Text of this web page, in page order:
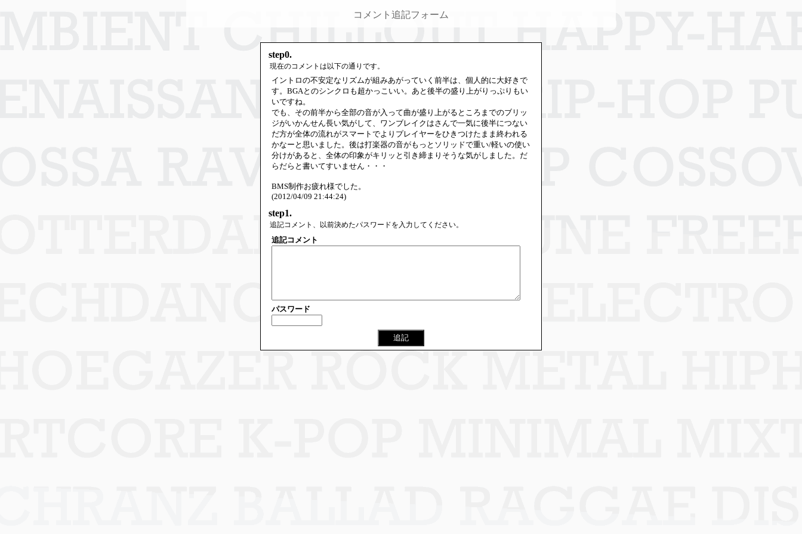
コメント追記フォーム
step0.
現在のコメントは以下の通りです。
イントロの不安定なリズムが組みあがっていく前半は、個人的に大好きで
す。BGAとのシンクロも超かっこいい。あと後半の盛り上がりっぷりもい
いですね。
でも、その前半から全部の音が入って曲が盛り上がるところまでのブリッ
ジがいかんせん長い気がして、ワンブレイクはさんで一気に後半につない
だ方が全体の流れがスマートでよりプレイヤーをひきつけたまま終われる
かなーと思いました。後は打楽器の音がもっとソリッドで重い/軽いの使い
分けがあると、全体の印象がキリッと引き締まりそうな気がしました。だ
らだらと書いてすいません・・・
BMS制作お疲れ様でした。
(2012/04/09 21:44:24)
step1.
追記コメント、以前決めたパスワードを入力してください。
追記コメント
パスワード
追記